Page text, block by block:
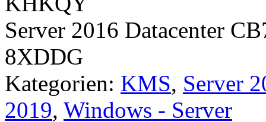
Server 2016 Datacenter
8XDDG
Kategorien: KMS, Server
2019, Windows - Server